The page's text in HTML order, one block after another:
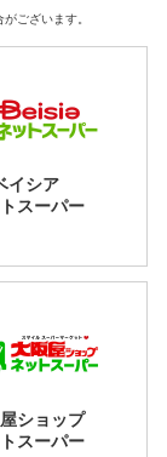
ございます。
イシア
スーパー
ショップ
スーパー